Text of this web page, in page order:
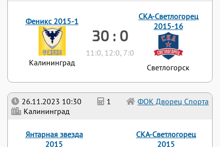
26.11.2023 10:30 1
ФОК Дворец Спорта
Калининград
Янтарная звезда
2015
СКА-Светлогорец
2015
Феникс 2015-1
Калининград
30 : 0
11:0, 12:0, 7:0
СКА-Светлогорец
2015-16
Светлогорск